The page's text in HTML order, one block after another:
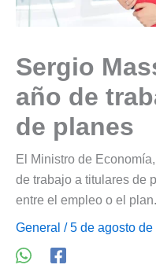
Sergio
año de
de planes
El Ministro de
de trabajo a titulares de
entre el empleo o el plan.
General / 5 de agosto